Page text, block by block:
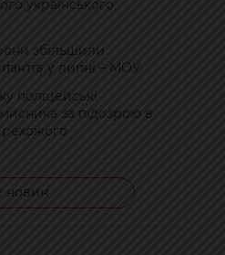
українського
збільшили
у липні – МОУ
поліцейські
за підозрою в
новин